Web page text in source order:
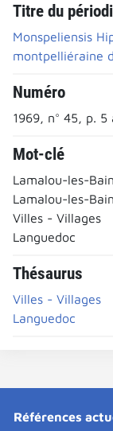
Titre du
Monspeliensis
montpelliéraine
Numéro
1969, n° 45, p. 5
Mot-clé
Lamalou-les-
Lamalou-les-
Villes - Villages
Languedoc
Thésaurus
Villes - Villages
Languedoc
Références